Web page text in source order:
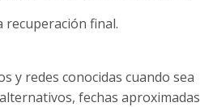
recuperación final.
y redes conocidas cuando sea
fechas aproximadas